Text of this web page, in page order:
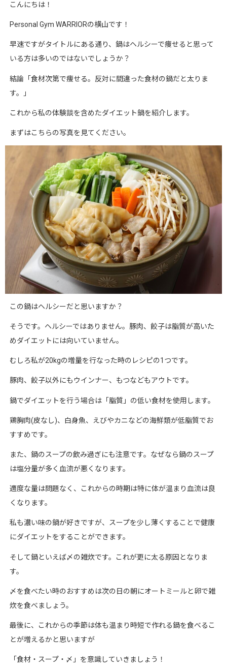
こんにちは！
Personal Gym WARRIORの横山です！
早速ですがタイトルにある通り、鍋はヘルシーで痩せると思って
いる方は多いのではないでしょうか？
結論「食材次第で痩せる。反対に間違った食材の鍋だと太りま
す。」
これから私の体験談を含めたダイエット鍋を紹介します。
まずはこちらの写真を見てください。
この鍋はヘルシーだと思いますか？
そうです。ヘルシーではありません。豚肉、餃子は脂質が高いた
めダイエットには向いていません。
むしろ私が20kgの増量を行なった時のレシピの1つです。
豚肉、餃子以外にもウインナー、もつなどもアウトです。
鍋でダイエットを行う場合は「脂質」の低い食材を使用します。
鶏胸肉(皮なし)、白身魚、えびやカニなどの海鮮類が低脂質でお
すすめです。
また、鍋のスープの飲み過ぎにも注意です。なぜなら鍋のスープ
は塩分量が多く血流が悪くなります。
適度な量は問題なく、これからの時期は特に体が温まり血流は良
くなります。
私も濃い味の鍋が好きですが、スープを少し薄くすることで健康
にダイエットをすることができます。
そして鍋といえば〆の雑炊です。これが更に太る原因となりま
す。
〆を食べたい時のおすすめは次の日の朝にオートミールと卵で雑
炊を食べましょう。
最後に、これからの季節は体も温まり時短で作れる鍋を食べるこ
とが増えるかと思いますが
「食材・スープ・〆」を意識していきましょう！